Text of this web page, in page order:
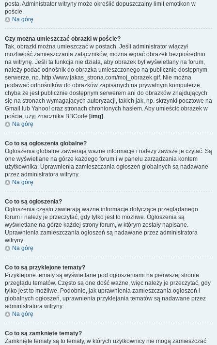
posta. Administrator witryny może określić dopuszczalny limit emotikon w
poście.
Na górę
Czy można umieszczać obrazki w poście?
Tak, obrazki można umieszczać w postach. Jeśli administrator włączył
możliwość zamieszczania załączników, można wgrać obrazek bezpośrednio
na witrynę. Jeśli ta funkcja nie działa, aby obrazek był wyświetlany na forum,
należy podać odnośnik do obrazka umieszczonego na publicznie dostępnym
serwerze, np. http://www.jakas_strona.com/moj_obrazek.gif. Nie można
podawać odnośników do obrazków zapisanych na prywatnym komputerze,
chyba że jest publicznie dostępnym serwerem ani do obrazków znajdujących
się na stronach wymagających autoryzacji, takich jak, np. skrzynki pocztowe na
Gmail lub Yahoo! oraz stronach chronionych hasłem. Aby umieścić obrazek w
poście, użyj znacznika BBCode [img] .
Na górę
Co to są ogłoszenia globalne?
Ogłoszenia globalne zawierają ważne informacje i należy zawsze je czytać. Są
one wyświetlane na górze każdego forum i w panelu zarządzania kontem
użytkownika. Uprawnienia zamieszczania ogłoszeń globalnych są nadawane
przez administratora witryny.
Na górę
Co to są ogłoszenia?
Ogłoszenia często zawierają ważne informacje dotyczące przeglądanego
forum i należy je przeczytać, gdy tylko jest to możliwe. Ogłoszenia są
wyświetlane na górze każdej strony forum, w którym zostały napisane.
Uprawnienia zamieszczania ogłoszeń są nadawane przez administratora
witryny.
Na górę
Co to są przyklejone tematy?
Przyklejone tematy są wyświetlane pod ogłoszeniami na pierwszej stronie
przeglądu tematów. Często są one dość ważne, więc należy je przeczytać, gdy
tylko jest to możliwe. Podobnie, jak uprawnienia zamieszczania ogłoszeń i
globalnych ogłoszeń, uprawnienia przyklejania tematów są nadawane przez
administratora witryny.
Na górę
Co to są zamknięte tematy?
Zamknięte tematy są to tematy, w których użytkownicy nie mogą zamieszczać